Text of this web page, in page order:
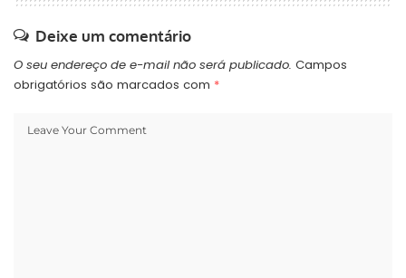
Deixe um comentário
O seu endereço de e-mail não será publicado. Campos
obrigatórios são marcados com *